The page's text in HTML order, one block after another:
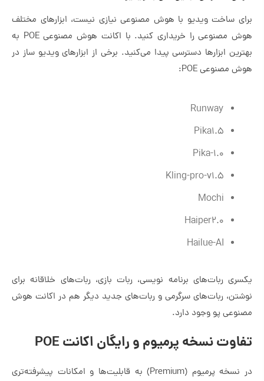
برای ساخت ویدیو با هوش مصنوعی نیازی نیست، ابزارهای مختلف
هوش مصنوعی را خریداری کنید. با اکانت هوش مصنوعی POE به
بهترین ابزارها دسترسی پیدا می‌کنید. برخی از ابزارهای ویدیو ساز در
هوش مصنوعی POE:
Runway
Pika1.5
Pika-1.0
Kling-pro-v1.5
Mochi
Haiper2.0
Hailue-AI
یکسری ربات‌های برنامه نویسی، ربات بازی، ربات‌های خلاقانه برای
نوشتن، ربات‌های سرگرمی و ربات‌های جدید دیگر هم در اکانت هوش
مصنوعی پو وجود دارد.
تفاوت نسخه پرمیوم و رایگان اکانت POE
در نسخه پرمیوم (Premium) به قابلیت‌ها و امکانات پیشرفته‌تری